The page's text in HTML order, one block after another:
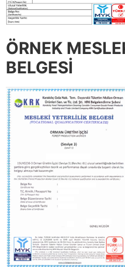
ÖRNEK
BELGESİ